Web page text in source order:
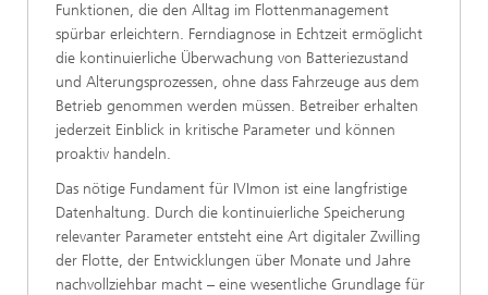
Funktionen, die den Alltag im Flottenmanagement
spürbar erleichtern. Ferndiagnose in Echtzeit ermöglicht
die kontinuierliche Überwachung von Batteriezustand
und Alterungsprozessen, ohne dass Fahrzeuge aus dem
Betrieb genommen werden müssen. Betreiber erhalten
jederzeit Einblick in kritische Parameter und können
proaktiv handeln.
Das nötige Fundament für IVImon ist eine langfristige
Datenhaltung. Durch die kontinuierliche Speicherung
relevanter Parameter entsteht eine Art digitaler Zwilling
der Flotte, der Entwicklungen über Monate und Jahre
nachvollziehbar macht – eine wesentliche Grundlage für